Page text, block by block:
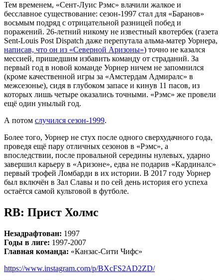
Тем временем, «Сент-Луис Рэмс» влачили жалкое и
бесславное существование: сезон-1997 стал для «Баранов»
восьмым подряд с отрицательной разницей побед и
поражений. 26-летний никому не известный квотербек (газета
Sent-Louis Post Dispatch даже перепутала альма-матер Уорнера,
написав, что он из «Северной Аризоны») точно не казался
мессией, пришедшим избавить команду от страданий. За
первый год в новой команде Уорнер ничем не запомнился
(кроме качественной игры за «Амстердам Адмиралс» в
межсезонье), сидя в глубоком запасе и кинув 11 пасов, из
которых лишь четыре оказались точными. «Рэмс» же провели
ещё один унылый год.
А потом случился сезон-1999.
Более того, Уорнер не стух после одного сверхудачного года,
проведя ещё пару отличных сезонов в «Рэмс», а
впоследствии, после провальной середины нулевых, ударно
завершил карьеру в «Аризоне», едва не подарив «Кардиналс»
первый трофей Ломбарди в их истории. В 2017 году Уорнер
был включён в Зал Славы и по сей день история его успеха
остаётся самой культовой в футболе.
RB: Прист Холмс
Незадрафтован: 1997
Годы в лиге: 1997-2007
Главная команда: «Канзас-Сити Чифс»
https://www.instagram.com/p/BXcFS2AD2ZD/